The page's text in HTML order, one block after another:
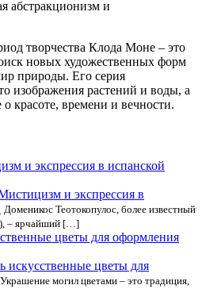
абстракционизм и
творчества Клода Моне – это
новых художественных форм
природы. Его серия
изображения растений и воды, а
красоте, времени и вечности.
и экспрессия в
Доменикос Теотокопулос, более известный
– ярчайший […]
искусственные цветы для
Украшение могил цветами – это традиция,